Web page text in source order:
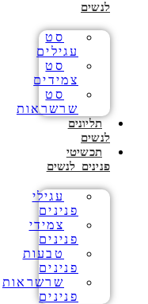
לנשים
סט
עגילים
סט
צמידים
סט
שרשראות
תליונים
לנשים
תכשיטי
פנינים לנשים
עגילי
פנינים
צמידי
פנינים
טבעות
פנינים
שרשראות
פנינים